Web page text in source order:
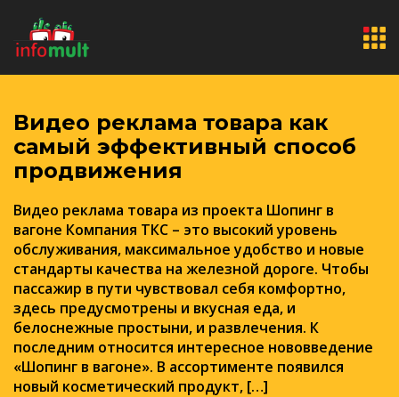
Видео реклама товара как
самый эффективный способ
продвижения
Видео реклама товара из проекта Шопинг в
вагоне Компания ТКС – это высокий уровень
обслуживания, максимальное удобство и новые
стандарты качества на железной дороге. Чтобы
пассажир в пути чувствовал себя комфортно,
здесь предусмотрены и вкусная еда, и
белоснежные простыни, и развлечения. К
последним относится интересное нововведение
«Шопинг в вагоне». В ассортименте появился
новый косметический продукт, […]